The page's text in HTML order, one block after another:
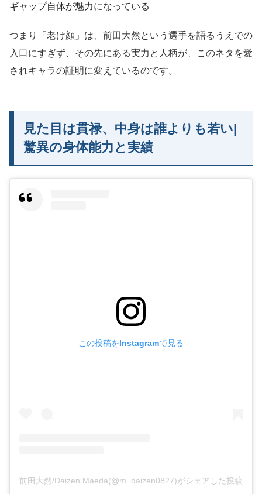
ギャップ自体が魅力になっている
つまり「老け顔」は、前田大然という選手を語るうえでの
入口にすぎず、その先にある実力と人柄が、このネタを愛
されキャラの証明に変えているのです。
見た目は貫禄、中身は誰よりも若い|
驚異の身体能力と実績
この投稿をInstagramで見る
前田大然/Daizen Maeda(@m_daizen0827)がシェアした投稿